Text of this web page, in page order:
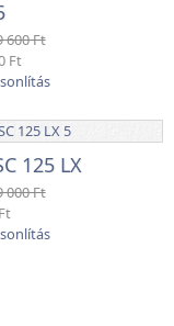
600 Ft
Ft
125 LX
000 Ft